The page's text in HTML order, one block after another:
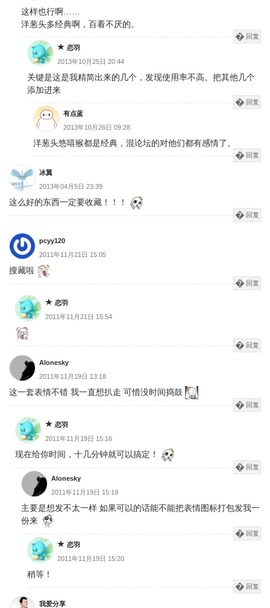
这样也行啊……
洋葱头多经典啊，百看不厌的。
回复
恋羽
2013年10月25日 20:44
关键是这是我精简出来的几个，发现使用率不高。把其他几个
添加进来
回复
有点蓝
2013年10月26日 09:28
洋葱头悠嘻猴都是经典，混论坛的对他们都有感情了。
回复
冰翼
2013年04月5日 23:39
这么好的东西一定要收藏！！！
回复
pcyy120
2011年11月21日 15:05
搜藏啦
回复
恋羽
2011年11月21日 15:54
回复
Alonesky
2011年11月19日 13:18
这一套表情不错 我一直想扒走 可惜没时间捣鼓
回复
恋羽
2011年11月19日 15:16
现在给你时间，十几分钟就可以搞定！
回复
Alonesky
2011年11月19日 15:19
主要是想发不太一样 如果可以的话能不能把表情图标打包发我一
份来
回复
恋羽
2011年11月19日 15:20
稍等！
回复
我爱分享